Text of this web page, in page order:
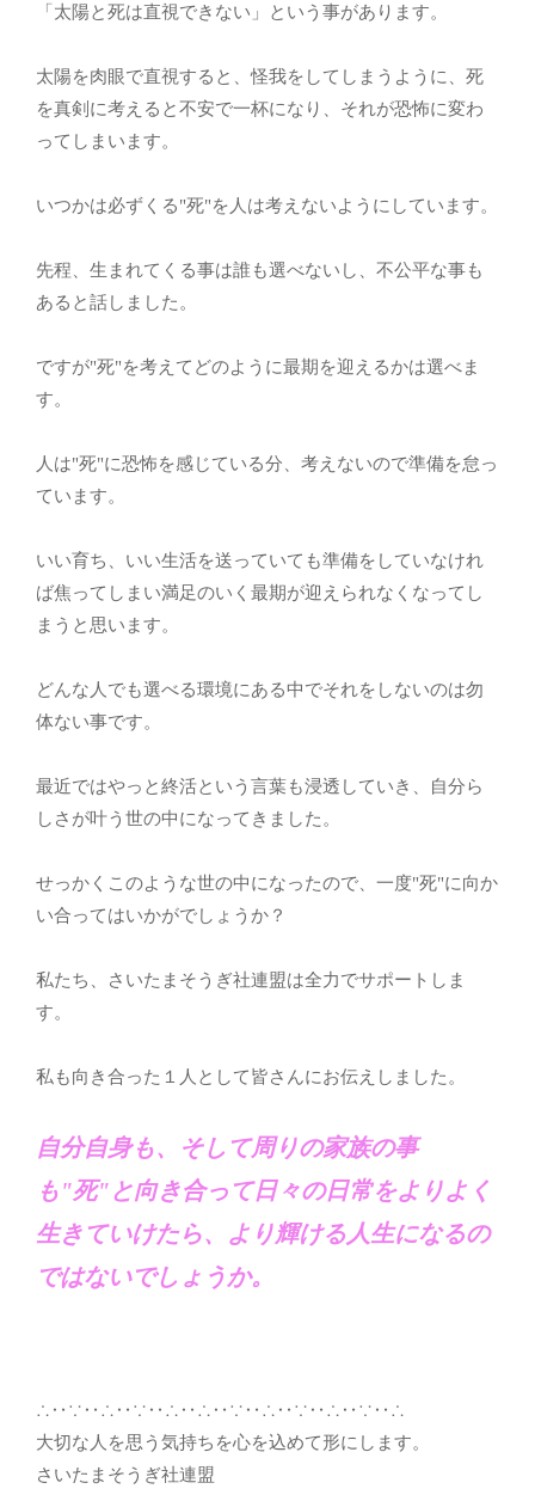
「太陽と死は直視できない」という事があります。
太陽を肉眼で直視すると、怪我をしてしまうように、死
を真剣に考えると不安で一杯になり、それが恐怖に変わ
ってしまいます。
いつかは必ずくる"死"を人は考えないようにしています。
先程、生まれてくる事は誰も選べないし、不公平な事も
あると話しました。
ですが"死"を考えてどのように最期を迎えるかは選べま
す。
人は"死"に恐怖を感じている分、考えないので準備を怠っ
ています。
いい育ち、いい生活を送っていても準備をしていなけれ
ば焦ってしまい満足のいく最期が迎えられなくなってし
まうと思います。
どんな人でも選べる環境にある中でそれをしないのは勿
体ない事です。
最近ではやっと終活という言葉も浸透していき、自分ら
しさが叶う世の中になってきました。
せっかくこのような世の中になったので、一度"死"に向か
い合ってはいかがでしょうか？
私たち、さいたまそうぎ社連盟は全力でサポートしま
す。
私も向き合った１人として皆さんにお伝えしました。
自分自身も、そして周りの家族の事
も"死"と向き合って日々の日常をよりよく
生きていけたら、より輝ける人生になるの
ではないでしょうか。
∴‥∵‥∴‥∵‥∴‥∴‥∵‥∴‥∵‥∴‥∵‥∴
大切な人を思う気持ちを心を込めて形にします。
さいたまそうぎ社連盟